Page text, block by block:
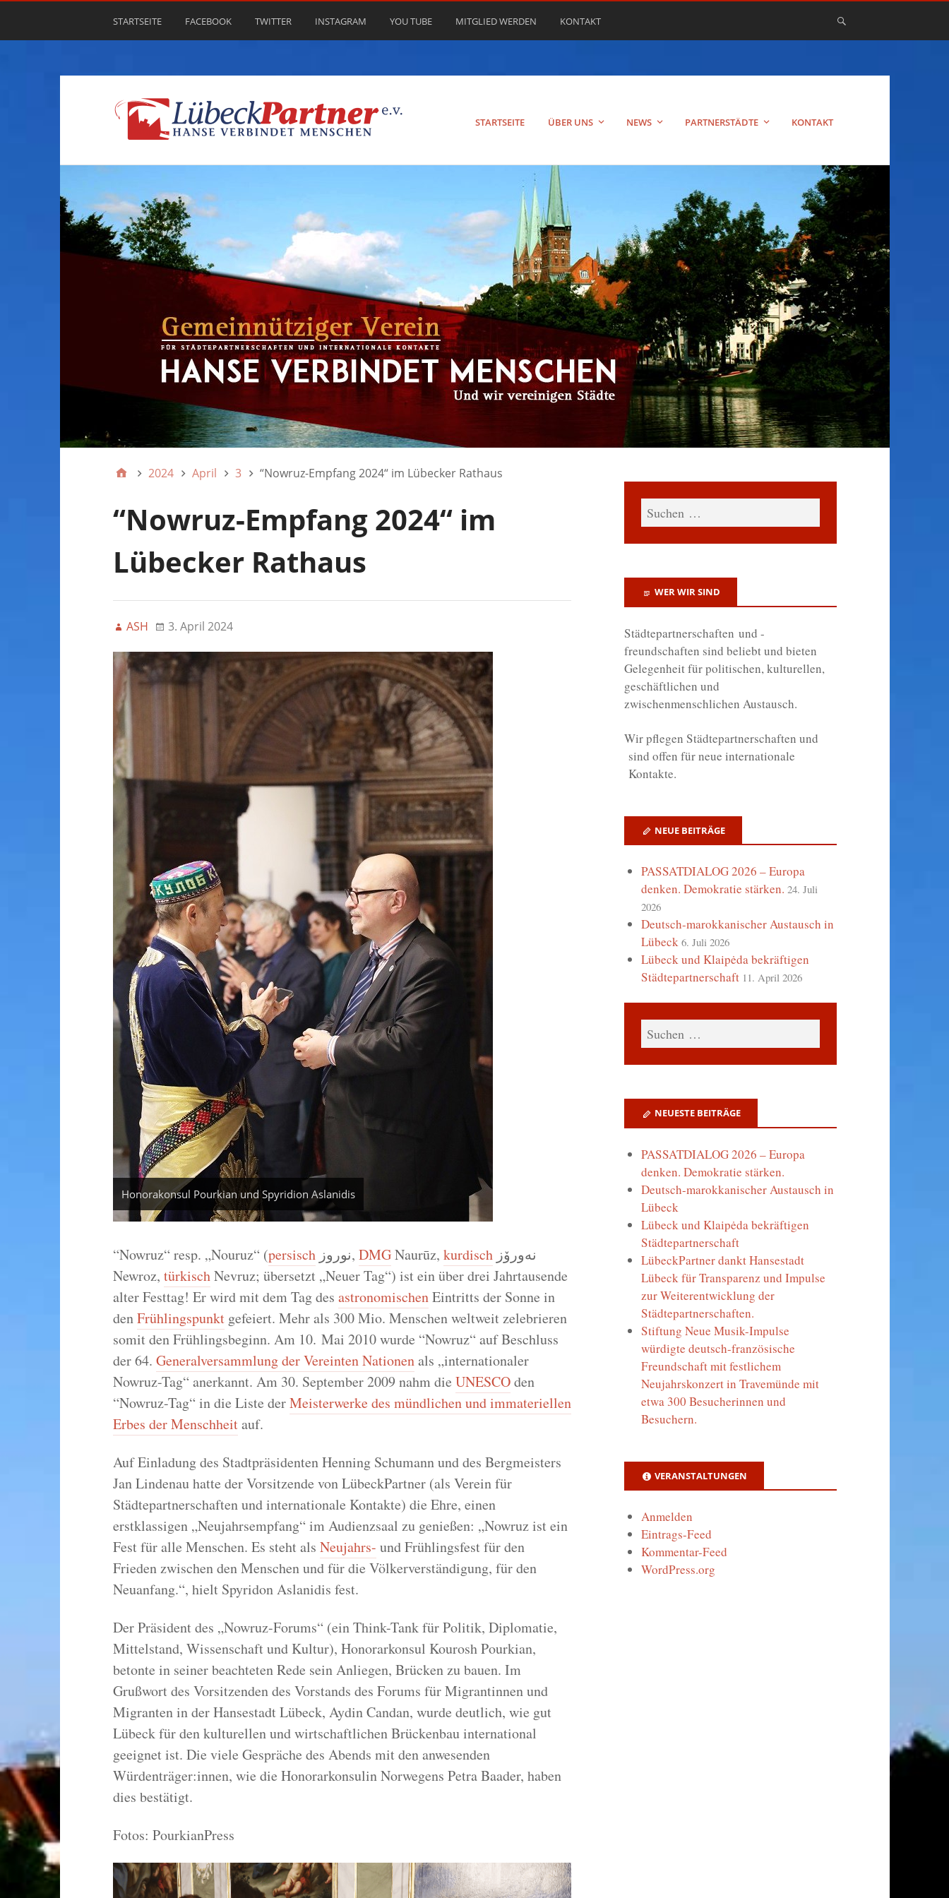
STARTSEITE FACEBOOK TWITTER INSTAGRAM YOU TUBE MITGLIED WERDEN KONTAKT
STARTSEITE ÜBER UNS NEWS PARTNERSTÄDTE KONTAKT
2024 April 3 “Nowruz-Empfang 2024“ im Lübecker Rathaus
“Nowruz-Empfang 2024“ im
Lübecker Rathaus
ASH 3. April 2024
Honorakonsul Pourkian und Spyridion Aslanidis
“Nowruz“ resp. „Nouruz“ (persisch نوروز, DMGNaurūz, kurdischنه‌ورۆز
Newroz, türkischNevruz; übersetzt „Neuer Tag“) ist ein über drei Jahrtausende
alter Festtag! Er wird mit dem Tag des astronomischenEintritts der Sonne in
denFrühlingspunktgefeiert. Mehr als 300 Mio. Menschen weltweit zelebrieren
somit den Frühlingsbeginn. Am 10. Mai 2010 wurde “Nowruz“ auf Beschluss
der 64. Generalversammlung der Vereinten Nationenals „internationaler
Nowruz-Tag“ anerkannt. Am 30. September 2009 nahm die UNESCOden
“Nowruz-Tag“ in die Liste derMeisterwerke des mündlichen und immateriellen
Erbes der Menschheitauf.
Auf Einladung des Stadtpräsidenten Henning Schumann und des Bergmeisters
Jan Lindenau hatte der Vorsitzende von LübeckPartner (als Verein für
Städtepartnerschaften und internationale Kontakte) die Ehre, einen
erstklassigen „Neujahrsempfang“ im Audienzsaal zu genießen: „Nowruz ist ein
Fest für alle Menschen. Es steht als Neujahrs- und Frühlingsfest für den
Frieden zwischen den Menschen und für die Völkerverständigung, für den
Neuanfang.“, hielt Spyridon Aslanidis fest.
Der Präsident des „Nowruz-Forums“ (ein Think-Tank für Politik, Diplomatie,
Mittelstand, Wissenschaft und Kultur), Honorarkonsul Kourosh Pourkian,
betonte in seiner beachteten Rede sein Anliegen, Brücken zu bauen. Im
Grußwort des Vorsitzenden des Vorstands des Forums für Migrantinnen und
Migranten in der Hansestadt Lübeck, Aydin Candan, wurde deutlich, wie gut
Lübeck für den kulturellen und wirtschaftlichen Brückenbau international
geeignet ist. Die viele Gespräche des Abends mit den anwesenden
Würdenträger:innen, wie die Honorarkonsulin Norwegens Petra Baader, haben
dies bestätigt.
Fotos: PourkianPress
WER WIR SIND
Städtepartnerschaften und -
freundschaften sind beliebt und bieten
Gelegenheit für politischen, kulturellen,
geschäftlichen und
zwischenmenschlichen Austausch.
Wirpflegen Städtepartnerschaften und
sind offen für neue internationale
Kontakte.
NEUE BEITRÄGE
PASSATDIALOG 2026 – Europa
denken. Demokratie stärken. 24. Juli
2026
Deutsch-marokkanischer Austausch in
Lübeck 6. Juli 2026
Lübeck und Klaipėda bekräftigen
Städtepartnerschaft 11. April 2026
NEUESTE BEITRÄGE
PASSATDIALOG 2026 – Europa
denken. Demokratie stärken.
Deutsch-marokkanischer Austausch in
Lübeck
Lübeck und Klaipėda bekräftigen
Städtepartnerschaft
LübeckPartner dankt Hansestadt
Lübeck für Transparenz und Impulse
zur Weiterentwicklung der
Städtepartnerschaften.
Stiftung Neue Musik-Impulse
würdigte deutsch-französische
Freundschaft mit festlichem
Neujahrskonzert in Travemünde mit
etwa 300 Besucherinnen und
Besuchern.
VERANSTALTUNGEN
Anmelden
Eintrags-Feed
Kommentar-Feed
WordPress.org